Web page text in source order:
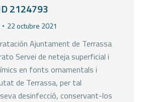
2124793
22 octubre 2021
Ajuntament de Terrassa
Servei de neteja superficial i
en fonts ornamentals i
de Terrassa, per tal
desinfecció, conservant-los